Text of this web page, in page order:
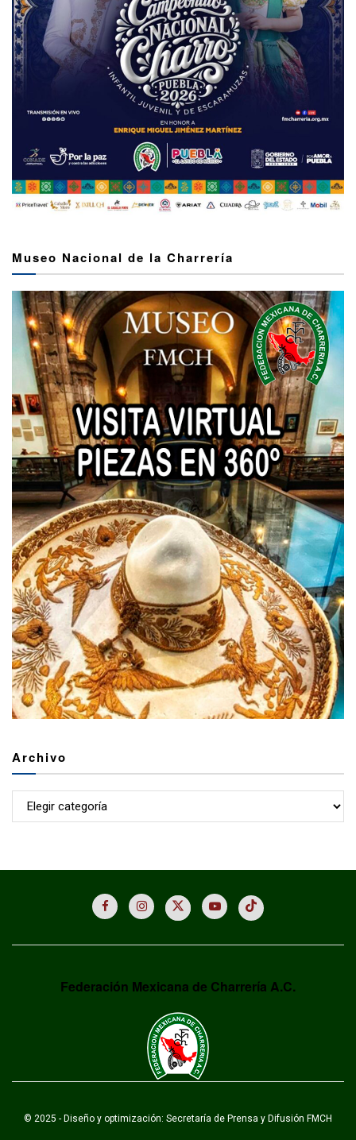
Museo Nacional de la Charrería
Archivo
Archivo
Federación Mexicana de Charrería A.C.
© 2025 - Diseño y optimización: Secretaría de Prensa y Difusión FMCH